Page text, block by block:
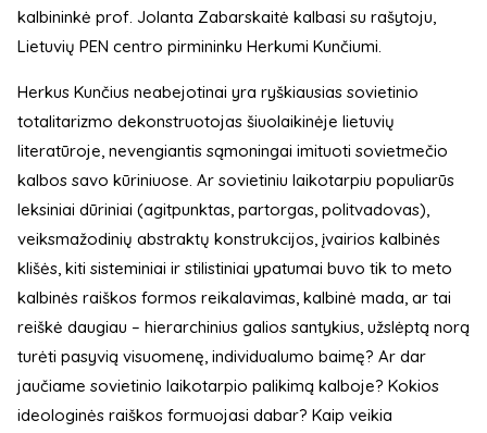
kalbininkė prof. Jolanta Zabarskaitė kalbasi su rašytoju,
Lietuvių PEN centro pirmininku Herkumi Kunčiumi.
Herkus Kunčius neabejotinai yra ryškiausias sovietinio
totalitarizmo dekonstruotojas šiuolaikinėje lietuvių
literatūroje, nevengiantis sąmoningai imituoti sovietmečio
kalbos savo kūriniuose. Ar sovietiniu laikotarpiu populiarūs
leksiniai dūriniai (agitpunktas, partorgas, politvadovas),
veiksmažodinių abstraktų konstrukcijos, įvairios kalbinės
klišės, kiti sisteminiai ir stilistiniai ypatumai buvo tik to meto
kalbinės raiškos formos reikalavimas, kalbinė mada, ar tai
reiškė daugiau – hierarchinius galios santykius, užslėptą norą
turėti pasyvią visuomenę, individualumo baimę? Ar dar
jaučiame sovietinio laikotarpio palikimą kalboje? Kokios
ideologinės raiškos formuojasi dabar? Kaip veikia